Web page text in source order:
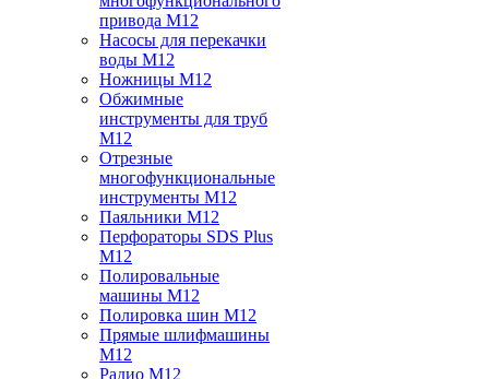
привода M12
Насосы для перекачки
воды M12
Ножницы M12
Обжимные
инструменты для труб
M12
Отрезные
многофункциональные
инструменты M12
Паяльники M12
Перфораторы SDS Plus
M12
Полировальные
машины M12
Полировка шин M12
Прямые шлифмашины
M12
Радио M12